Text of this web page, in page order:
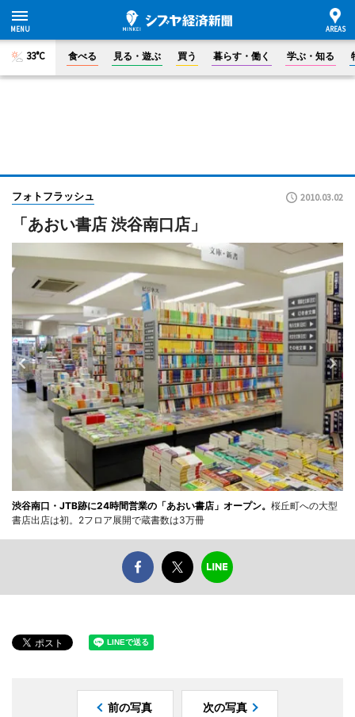
33°C 食べる 見る・遊ぶ 買う 暮らす・働く 学ぶ・知る
フォトフラッシュ 2010.03.02
「あおい書店 渋谷南口店」
渋谷南口・JTB跡に24時間営業の「あおい書店」オープン。 桜丘町への大型
書店出店は初。2フロア展開で蔵書数は3万冊
前の写真 次の写真